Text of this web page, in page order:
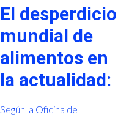
El desperdicio
mundial de
alimentos en
la actualidad:
Según la Oficina de